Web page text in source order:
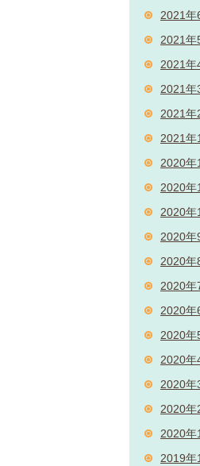
2021年
2021年
2021年
2021年
2021年
2021年
2020年
2020年
2020年
2020年
2020年
2020年
2020年
2020年
2020年
2020年
2020年
2020年
2019年